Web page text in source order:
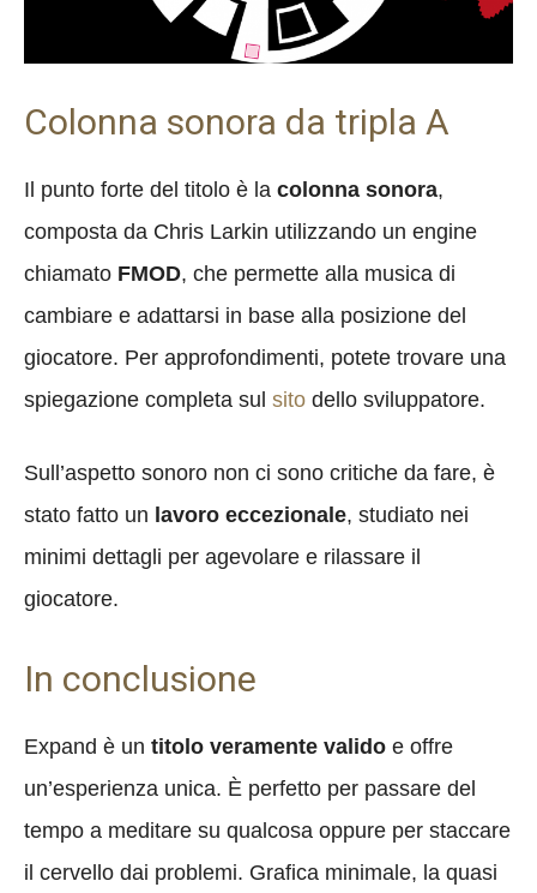
Colonna sonora da tripla A
Il punto forte del titolo è la colonna sonora,
composta da Chris Larkin utilizzando un engine
chiamato FMOD, che permette alla musica di
cambiare e adattarsi in base alla posizione del
giocatore. Per approfondimenti, potete trovare una
spiegazione completa sul sito dello sviluppatore.
Sull’aspetto sonoro non ci sono critiche da fare, è
stato fatto un lavoro eccezionale, studiato nei
minimi dettagli per agevolare e rilassare il
giocatore.
In conclusione
Expand è un titolo veramente valido e offre
un’esperienza unica. È perfetto per passare del
tempo a meditare su qualcosa oppure per staccare
il cervello dai problemi. Grafica minimale, la quasi